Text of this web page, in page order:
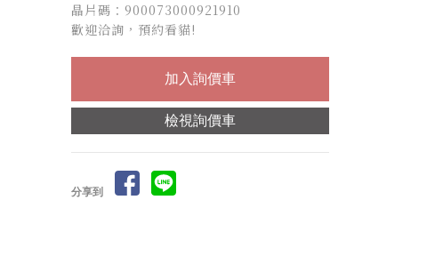
晶片碼：900073000921910
歡迎洽詢，預約看貓!
檢視詢價車
分享到